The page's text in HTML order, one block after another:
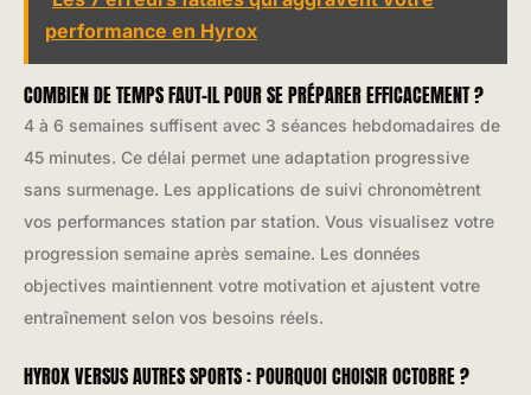
performance en Hyrox
COMBIEN DE TEMPS FAUT-IL POUR SE PRÉPARER EFFICACEMENT ?
4 à 6 semaines suffisent avec 3 séances hebdomadaires de
45 minutes. Ce délai permet une adaptation progressive
sans surmenage. Les applications de suivi chronomètrent
vos performances station par station. Vous visualisez votre
progression semaine après semaine. Les données
objectives maintiennent votre motivation et ajustent votre
entraînement selon vos besoins réels.
HYROX VERSUS AUTRES SPORTS : POURQUOI CHOISIR OCTOBRE ?